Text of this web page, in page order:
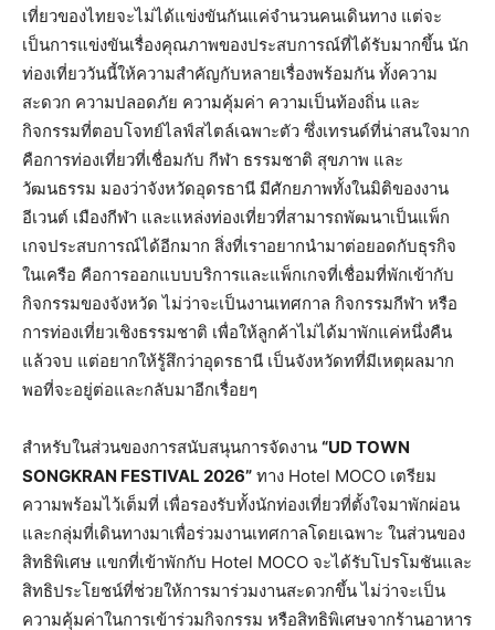
เที่ยวของไทยจะไม่ได้แข่งขันกันแค่จำนวนคนเดินทาง แต่จะ
เป็นการแข่งขันเรื่องคุณภาพของประสบการณ์ที่ได้รับมากขึ้น นัก
ท่องเที่ยววันนี้ให้ความสำคัญกับหลายเรื่องพร้อมกัน ทั้งความ
สะดวก ความปลอดภัย ความคุ้มค่า ความเป็นท้องถิ่น และ
กิจกรรมที่ตอบโจทย์ไลฟ์สไตล์เฉพาะตัว ซึ่งเทรนด์ที่น่าสนใจมาก
คือการท่องเที่ยวที่เชื่อมกับ กีฬา ธรรมชาติ สุขภาพ และ
วัฒนธรรม มองว่าจังหวัดอุดรธานี มีศักยภาพทั้งในมิติของงาน
อีเวนต์ เมืองกีฬา และแหล่งท่องเที่ยวที่สามารถพัฒนาเป็นแพ็ก
เกจประสบการณ์ได้อีกมาก สิ่งที่เราอยากนำมาต่อยอดกับธุรกิจ
ในเครือ คือการออกแบบบริการและแพ็กเกจที่เชื่อมที่พักเข้ากับ
กิจกรรมของจังหวัด ไม่ว่าจะเป็นงานเทศกาล กิจกรรมกีฬา หรือ
การท่องเที่ยวเชิงธรรมชาติ เพื่อให้ลูกค้าไม่ได้มาพักแค่หนึ่งคืน
แล้วจบ แต่อยากให้รู้สึกว่าอุดรธานี เป็นจังหวัดทที่มีเหตุผลมาก
พอที่จะอยู่ต่อและกลับมาอีกเรื่อยๆ
สำหรับในส่วนของการสนับสนุนการจัดงาน “UD TOWN
SONGKRAN FESTIVAL 2026” ทาง Hotel MOCO เตรียม
ความพร้อมไว้เต็มที่ เพื่อรองรับทั้งนักท่องเที่ยวที่ตั้งใจมาพักผ่อน
และกลุ่มที่เดินทางมาเพื่อร่วมงานเทศกาลโดยเฉพาะ ในส่วนของ
สิทธิพิเศษ แขกที่เข้าพักกับ Hotel MOCO จะได้รับโปรโมชันและ
สิทธิประโยชน์ที่ช่วยให้การมาร่วมงานสะดวกขึ้น ไม่ว่าจะเป็น
ความคุ้มค่าในการเข้าร่วมกิจกรรม หรือสิทธิพิเศษจากร้านอาหาร